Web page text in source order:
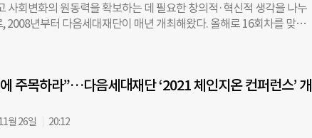
사회변화의 원동력을 확보하는 데 필요한 창의적·혁신적 생각을 나누
2008년부터 다음세대재단이 매년 개최해왔다. 올해로 16회차를 맞는
의 세션으로 구성됐다. 세션마다 2명의 연사가 발표, 총 6명의 전문가
째 세션은 ‘분투하는 우리, 힘을 기르는 공부’를 주제로 진행된다. 최영
교수와 김영민 서울대학교 정치외교학부 교수가 연사로 나서 비영
주목하라”…다음세대재단 ‘2021 체인지온 컨퍼런스’ 개
월 26일 20:12